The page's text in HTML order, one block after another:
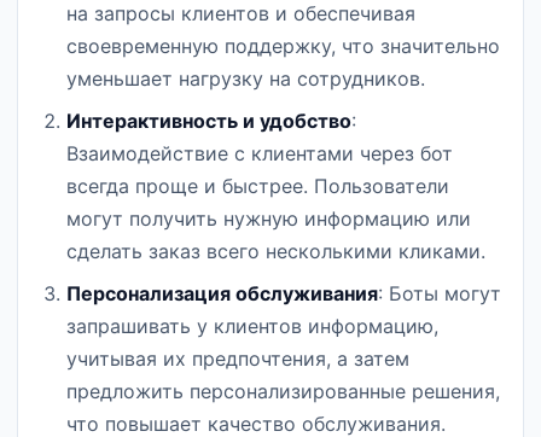
на запросы клиентов и обеспечивая
своевременную поддержку, что значительно
уменьшает нагрузку на сотрудников.
Интерактивность и удобство:
Взаимодействие с клиентами через бот
всегда проще и быстрее. Пользователи
могут получить нужную информацию или
сделать заказ всего несколькими кликами.
Персонализация обслуживания: Боты могут
запрашивать у клиентов информацию,
учитывая их предпочтения, а затем
предложить персонализированные решения,
что повышает качество обслуживания.